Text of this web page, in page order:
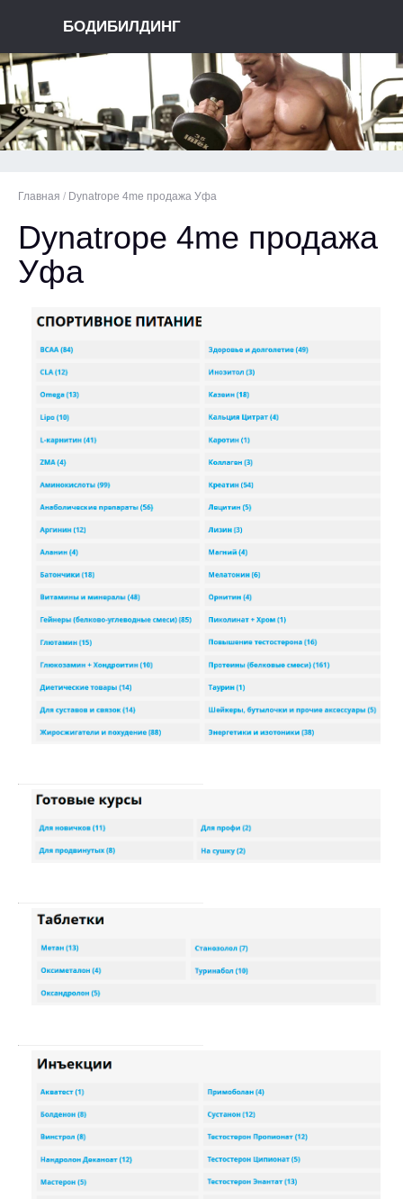
БОДИБИЛДИНГ
Главная / Dynatrope 4me продажа Уфа
Dynatrope 4me продажа
Уфа